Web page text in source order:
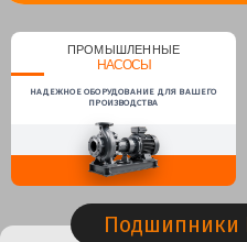
ПРОМЫШЛЕННЫЕ
НАСОСЫ
НАДЕЖНОЕ ОБОРУДОВАНИЕ ДЛЯ ВАШЕГО
ПРОИЗВОДСТВА
Подшипники